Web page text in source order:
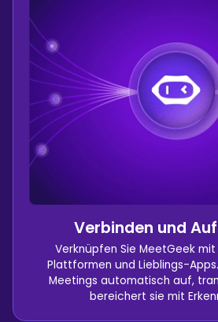
Verbinden und
Verknüpfen Sie MeetGeek
Plattformen und Lieblings-
Meetings automatisch auf,
bereichert sie mit